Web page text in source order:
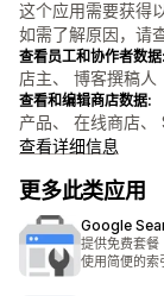
这个应用需要获得
如需了解原因，请
查看员工和协作者数据:
店主、 博客撰稿人
查看和编辑商店数据:
产品、 在线商店
查看详细信息
更多此类应用
Google
提供免费套餐
使用简便的